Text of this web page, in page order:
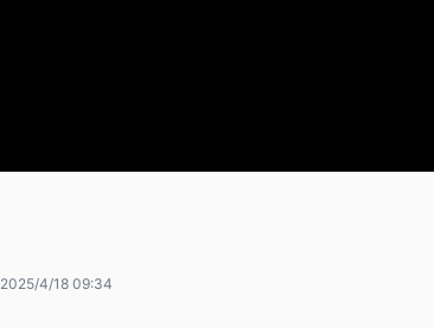
2025/4/18 09:34